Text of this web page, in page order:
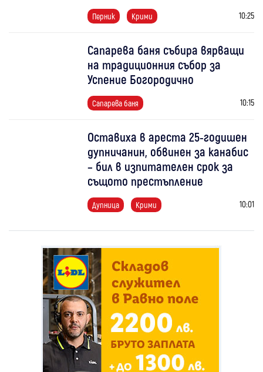
Перник Крими 10:25
Сапарева баня събира вярващи
на традиционния събор за
Успение Богородично
Сапарева баня 10:15
Оставиха в ареста 25-годишен
дупничанин, обвинен за канабис
– бил в изпитателен срок за
същото престъпление
Дупница Крими 10:01